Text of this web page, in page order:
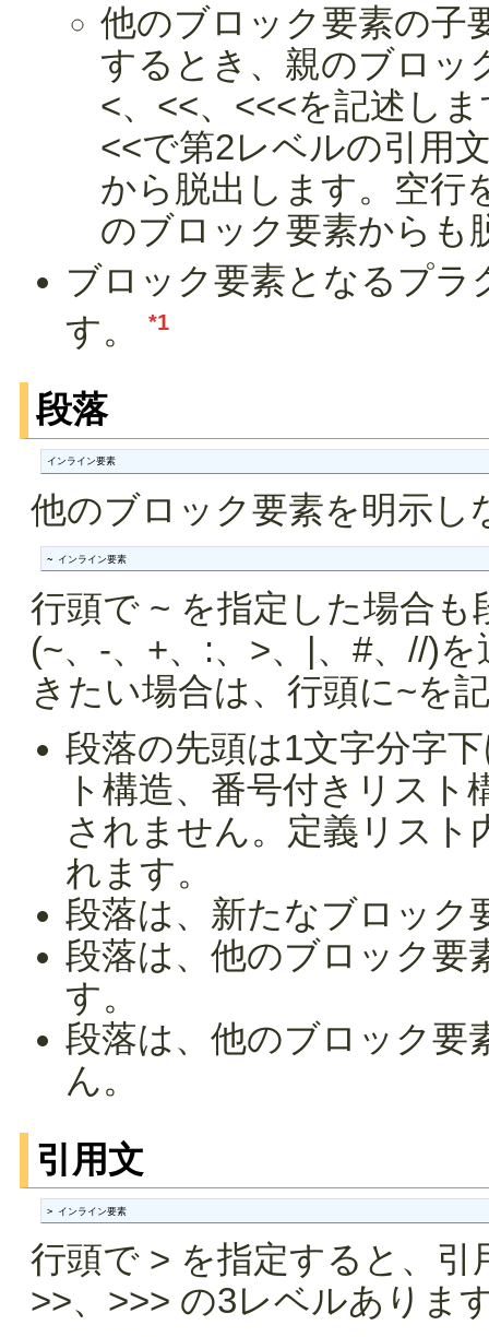
他のブロック要素の子
するとき、親のブロッ
<、<<、<<<を記述し
<<で第2レベルの引用
から脱出します。空行
のブロック要素からも
ブロック要素となるプ
す。
*1
段落
インライン要素
他のブロック要素を明示し
~ インライン要素
行頭で ~ を指定した場合
(~、-、+、:、>、|、#、//)
きたい場合は、行頭に~を
段落の先頭は1文字分字
ト構造、番号付きリス
されません。定義リスト
れます。
段落は、新たなブロック
段落は、他のブロック要
す。
段落は、他のブロック要
ん。
引用文
> インライン要素
行頭で > を指定すると、
>>、>>> の3レベルありま